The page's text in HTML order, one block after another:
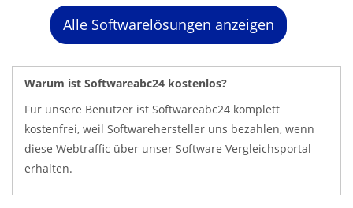
Alle Softwarelösungen anzeigen
Warum ist Softwareabc24 kostenlos?
Für unsere Benutzer ist Softwareabc24 komplett
kostenfrei, weil Softwarehersteller uns bezahlen, wenn
diese Webtraffic über unser Software Vergleichsportal
erhalten.